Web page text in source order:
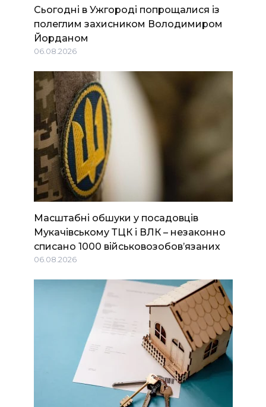
Сьогодні в Ужгороді попрощалися із
полеглим захисником Володимиром
Йорданом
06.08.2026
Масштабні обшуки у посадовців
Мукачівському ТЦК і ВЛК – незаконно
списано 1000 військовозобов’язаних
06.08.2026